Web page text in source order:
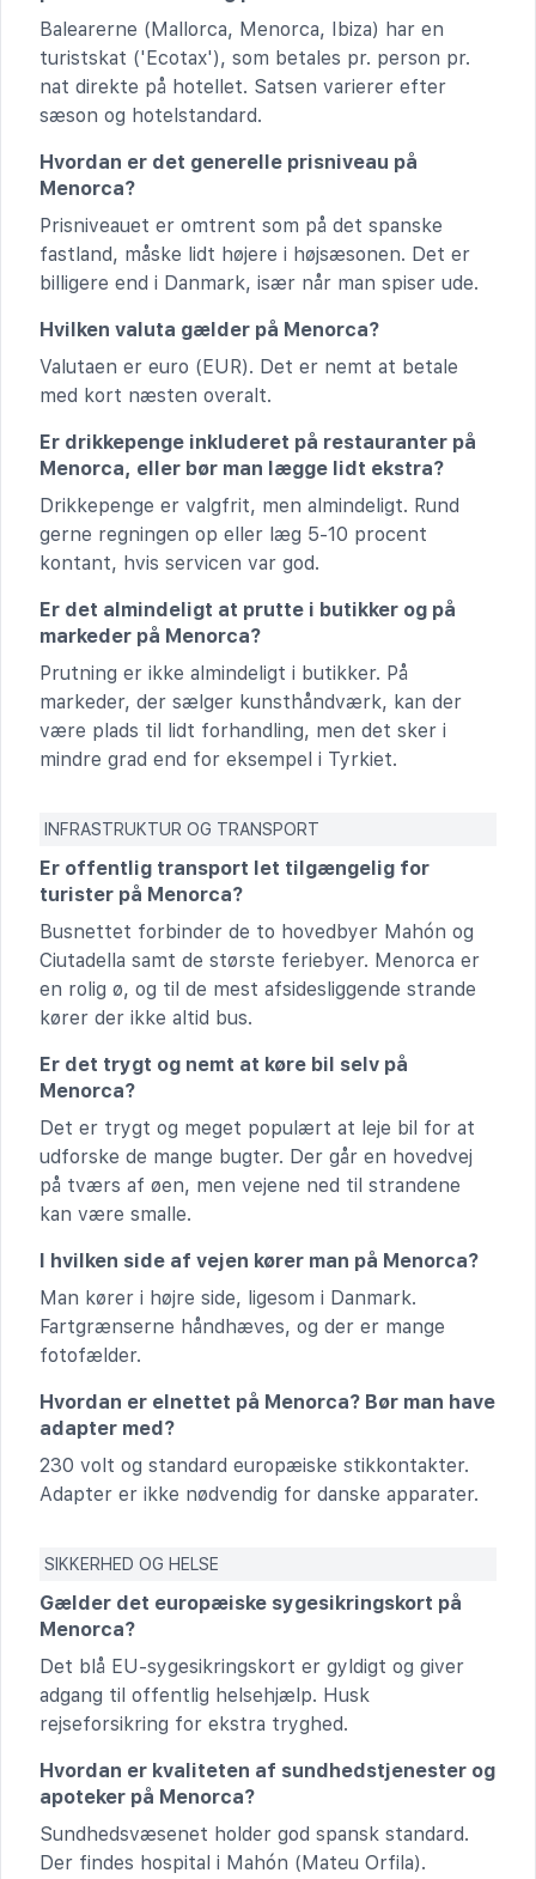
Balearerne (Mallorca, Menorca, Ibiza) har en
turistskat ('Ecotax'), som betales pr. person pr.
nat direkte på hotellet. Satsen varierer efter
sæson og hotelstandard.
Hvordan er det generelle prisniveau på
Menorca?
Prisniveauet er omtrent som på det spanske
fastland, måske lidt højere i højsæsonen. Det er
billigere end i Danmark, især når man spiser ude.
Hvilken valuta gælder på Menorca?
Valutaen er euro (EUR). Det er nemt at betale
med kort næsten overalt.
Er drikkepenge inkluderet på restauranter på
Menorca, eller bør man lægge lidt ekstra?
Drikkepenge er valgfrit, men almindeligt. Rund
gerne regningen op eller læg 5-10 procent
kontant, hvis servicen var god.
Er det almindeligt at prutte i butikker og på
markeder på Menorca?
Prutning er ikke almindeligt i butikker. På
markeder, der sælger kunsthåndværk, kan der
være plads til lidt forhandling, men det sker i
mindre grad end for eksempel i Tyrkiet.
INFRASTRUKTUR OG TRANSPORT
Er offentlig transport let tilgængelig for
turister på Menorca?
Busnettet forbinder de to hovedbyer Mahón og
Ciutadella samt de største feriebyer. Menorca er
en rolig ø, og til de mest afsidesliggende strande
kører der ikke altid bus.
Er det trygt og nemt at køre bil selv på
Menorca?
Det er trygt og meget populært at leje bil for at
udforske de mange bugter. Der går en hovedvej
på tværs af øen, men vejene ned til strandene
kan være smalle.
I hvilken side af vejen kører man på Menorca?
Man kører i højre side, ligesom i Danmark.
Fartgrænserne håndhæves, og der er mange
fotofælder.
Hvordan er elnettet på Menorca? Bør man have
adapter med?
230 volt og standard europæiske stikkontakter.
Adapter er ikke nødvendig for danske apparater.
SIKKERHED OG HELSE
Gælder det europæiske sygesikringskort på
Menorca?
Det blå EU-sygesikringskort er gyldigt og giver
adgang til offentlig helsehjælp. Husk
rejseforsikring for ekstra tryghed.
Hvordan er kvaliteten af sundhedstjenester og
apoteker på Menorca?
Sundhedsvæsenet holder god spansk standard.
Der findes hospital i Mahón (Mateu Orfila).